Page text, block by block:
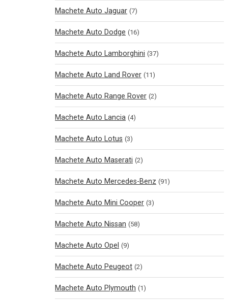
Machete Auto Jaguar (7)
Machete Auto Dodge (16)
Machete Auto Lamborghini (37)
Machete Auto Land Rover (11)
Machete Auto Range Rover (2)
Machete Auto Lancia (4)
Machete Auto Lotus (3)
Machete Auto Maserati (2)
Machete Auto Mercedes-Benz (91)
Machete Auto Mini Cooper (3)
Machete Auto Nissan (58)
Machete Auto Opel (9)
Machete Auto Peugeot (2)
Machete Auto Plymouth (1)